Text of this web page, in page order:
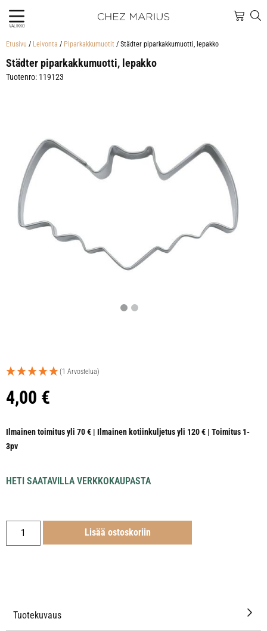
VALIKKO
Etusivu / Leivonta / Piparkakkumuotit / Städter piparkakkumuotti, lepakko
Städter piparkakkumuotti, lepakko
Tuotenro: 119123
(1 Arvostelua)
4,00 €
Ilmainen toimitus yli 70 € | Ilmainen kotiinkuljetus yli 120 € | Toimitus 1-
3pv
HETI SAATAVILLA VERKKOKAUPASTA
Lisää ostoskoriin
Tuotekuvaus